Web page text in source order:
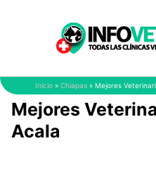
Inicio » Chiapas » Mejores
Mejores
Acala